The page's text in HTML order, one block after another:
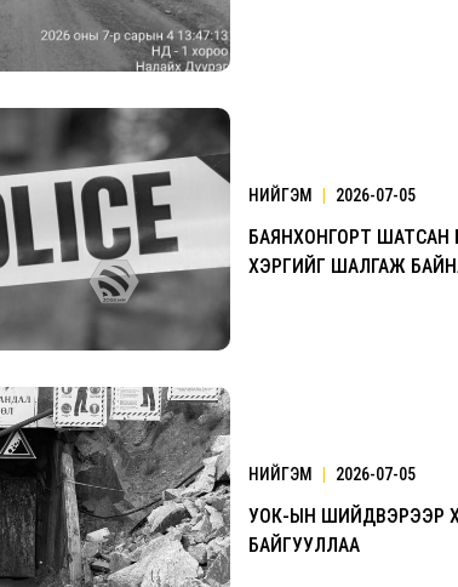
НИЙГЭМ | 2026-07-05
БАЯНХОНГОРТ ШАТСАН
ХЭРГИЙГ ШАЛГАЖ
НИЙГЭМ | 2026-07-05
УОК-ЫН ШИЙДВЭРЭЭР
БАЙГУУЛЛАА